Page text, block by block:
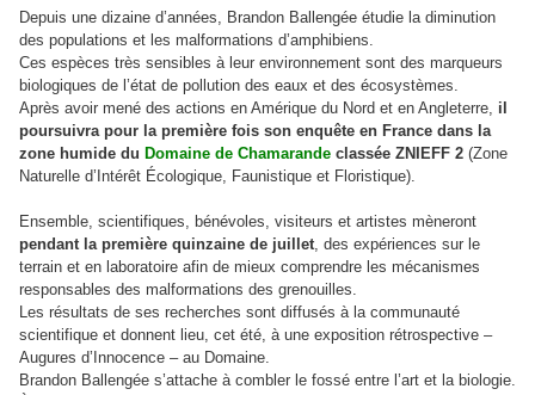
Depuis une dizaine d’années, Brandon Ballengée étudie la diminution
des populations et les malformations d’amphibiens.
Ces espèces très sensibles à leur environnement sont des marqueurs
biologiques de l’état de pollution des eaux et des écosystèmes.
Après avoir mené des actions en Amérique du Nord et en Angleterre, il
poursuivra pour la première fois son enquête en France dans la
zone humide du Domaine de Chamarande classée ZNIEFF 2 (Zone
Naturelle d’Intérêt Écologique, Faunistique et Floristique).
Ensemble, scientifiques, bénévoles, visiteurs et artistes mèneront
pendant la première quinzaine de juillet, des expériences sur le
terrain et en laboratoire afin de mieux comprendre les mécanismes
responsables des malformations des grenouilles.
Les résultats de ses recherches sont diffusés à la communauté
scientifique et donnent lieu, cet été, à une exposition rétrospective –
Augures d’Innocence – au Domaine.
Brandon Ballengée s’attache à combler le fossé entre l’art et la biologie.